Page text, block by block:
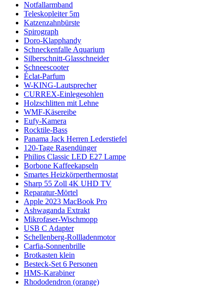
Notfallarmband
Teleskopleiter 5m
Katzenzahnbürste
Spirograph
Doro-Klapphandy
Schneckenfalle Aquarium
Silberschnitt-Glasschneider
Schneescooter
Éclat-Parfum
W-KING-Lautsprecher
CURREX-Einlegesohlen
Holzschlitten mit Lehne
WMF-Käsereibe
Eufy-Kamera
Rocktile-Bass
Panama Jack Herren Lederstiefel
120-Tage Rasendünger
Philips Classic LED E27 Lampe
Borbone Kaffeekapseln
Smartes Heizkörperthermostat
Sharp 55 Zoll 4K UHD TV
Reparatur-Mörtel
Apple 2023 MacBook Pro
Ashwaganda Extrakt
Mikrofaser-Wischmopp
USB C Adapter
Schellenberg-Rollladenmotor
Carfia-Sonnenbrille
Brotkasten klein
Besteck-Set 6 Personen
HMS-Karabiner
Rhododendron (orange)